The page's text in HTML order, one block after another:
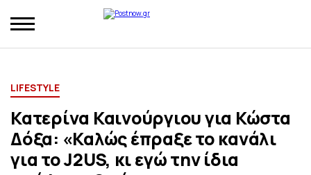
LIFESTYLE
Κατερίνα Καινούργιου για Κώστα
Δόξα: «Καλώς έπραξε το κανάλι
για το J2US, κι εγώ την ίδια